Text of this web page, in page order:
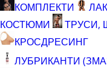
КОМПЛЕКТИ
КОСТЮМИ
ТРУСИ,
КРОСДРЕСИНГ
ЛУБРИКАНТИ